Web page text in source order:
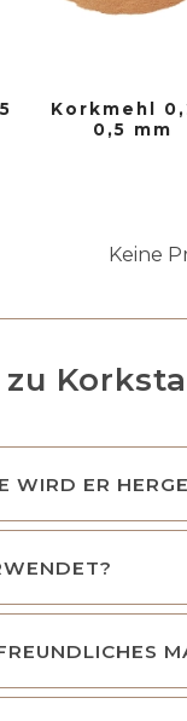
Korkmehl
0,5 mm
Keine
zu
WIRD ER